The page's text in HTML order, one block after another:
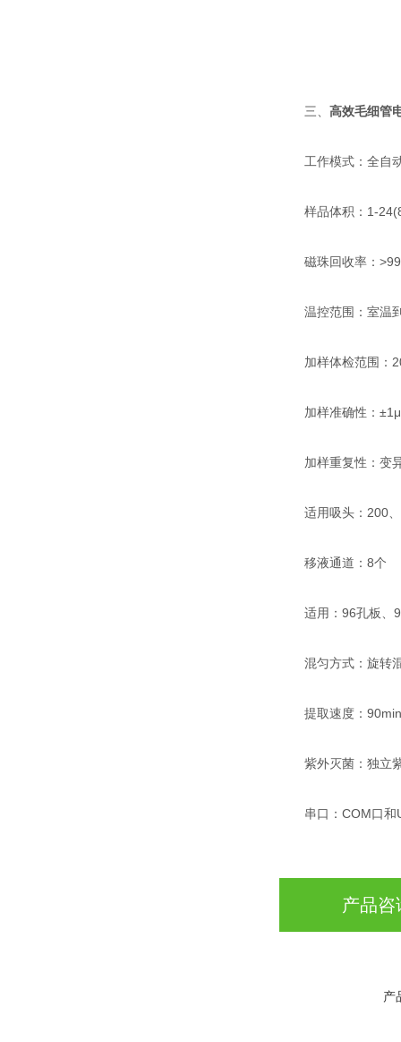
三、 高效毛细管
工作模式：全自动
样品体积：1-
磁珠回收率：
温控范围：室温
加样体检范围：
加样准确性：
加样重复性：变异
适用吸头：200、
移液通道：8个
适用：96孔板、
混匀方式：旋转
提取速度：90min(
紫外灭菌：独立
串口：COM口和
产品咨
产